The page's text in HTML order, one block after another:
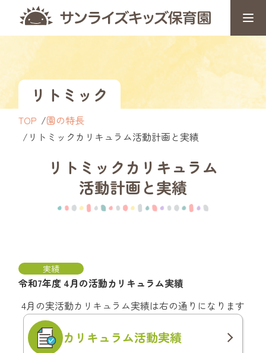
リトミック
TOP
園の特長
リトミックカリキュラム活動計画と実績
リトミックカリキュラム
活動計画と実績
実績
令和7年度 4月の活動カリキュラム実績
4月の実活動カリキュラム実績は右の通りになります
カリキュラム活動実績